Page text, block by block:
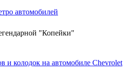
автомобилей
"Копейки"
и колодок на автомобиле Chevrolet